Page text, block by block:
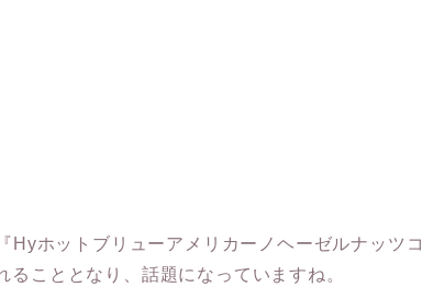
Hyホットブリューアメリカーノヘーゼルナッツコ
こととなり、話題になっていますね。